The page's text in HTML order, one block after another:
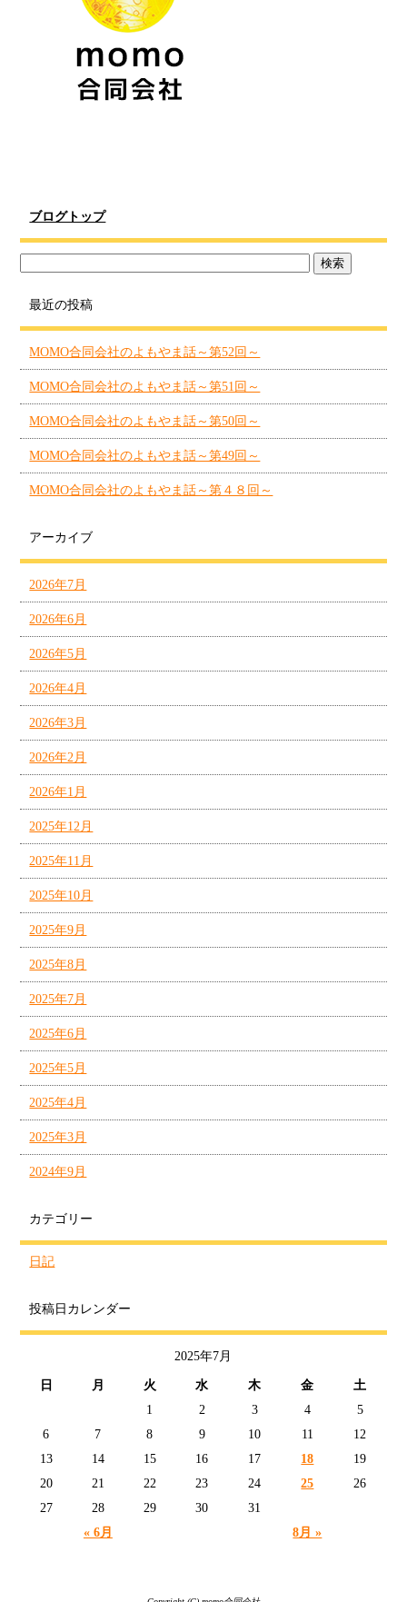
ブログトップ
最近の投稿
MOMO合同会社のよもやま話～第52回～
MOMO合同会社のよもやま話～第51回～
MOMO合同会社のよもやま話～第50回～
MOMO合同会社のよもやま話～第49回～
MOMO合同会社のよもやま話～第４８回～
アーカイブ
2026年7月
2026年6月
2026年5月
2026年4月
2026年3月
2026年2月
2026年1月
2025年12月
2025年11月
2025年10月
2025年9月
2025年8月
2025年7月
2025年6月
2025年5月
2025年4月
2025年3月
2024年9月
カテゴリー
日記
投稿日カレンダー
2025年7月
日 月 火 水 木 金 土
« 6月 8月 »
1 2 3 4
5
6
7 8 9 10 11
12
13
14 15 16 17 18
19
20
21 22 23 24 25
26
27
28 29 30 31